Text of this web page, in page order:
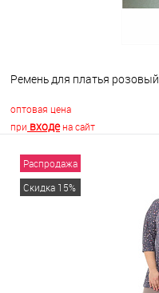
Ремень для платья розовый
оптовая цена
при входена сайт
Распродажа
Скидка 15%